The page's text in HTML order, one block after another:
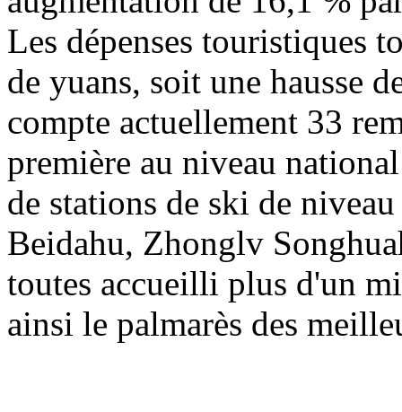
Les dépenses touristiques
de yuans, soit une hausse
compte actuellement 33
première au niveau
de stations de ski de
Beidahu, Zhonglv
toutes accueilli plus d'un
ainsi le palmarès des